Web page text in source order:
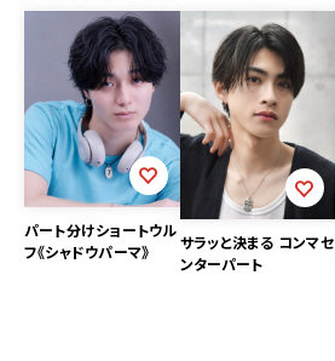
パート分けショートウル
フ《シャドウパーマ》
サラッと決まる コンマセ
ンターパート